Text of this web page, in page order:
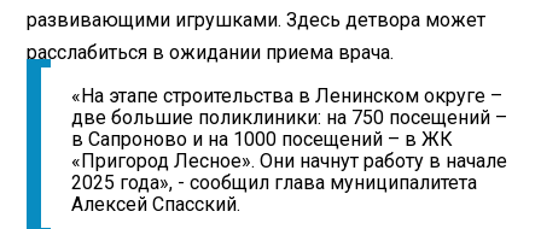
развивающими игрушками. Здесь детвора может
расслабиться в ожидании приема врача.
«На этапе строительства в Ленинском округе –
две большие поликлиники: на 750 посещений –
в Сапроново и на 1000 посещений – в ЖК
«Пригород Лесное». Они начнут работу в начале
2025 года», - сообщил глава муниципалитета
Алексей Спасский.